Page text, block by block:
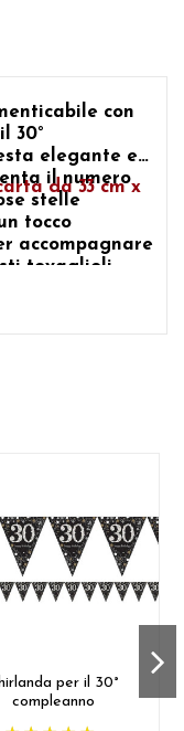
con
30°
elegante e
il numero
stelle
tocco
accompagnare
tovaglioli
tua tavola
da 33 cm x
per il 30°
compleanno